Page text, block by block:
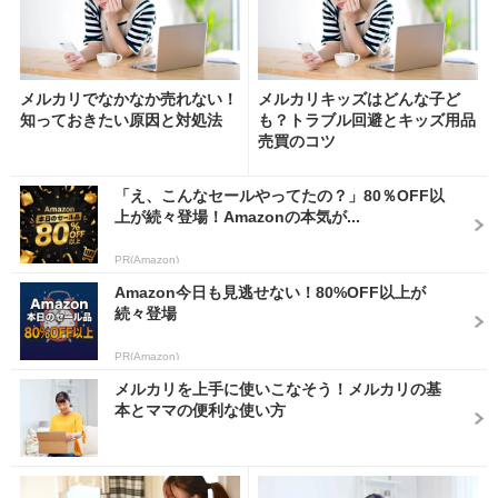
メルカリでなかなか売れない！
知っておきたい原因と対処法
メルカリキッズはどんな子ど
も？トラブル回避とキッズ用品
売買のコツ
「え、こんなセールやってたの？」80％OFF以
上が続々登場！Amazonの本気が...
PR(Amazon)
Amazon今日も見逃せない！80%OFF以上が
続々登場
PR(Amazon)
メルカリを上手に使いこなそう！メルカリの基
本とママの便利な使い方